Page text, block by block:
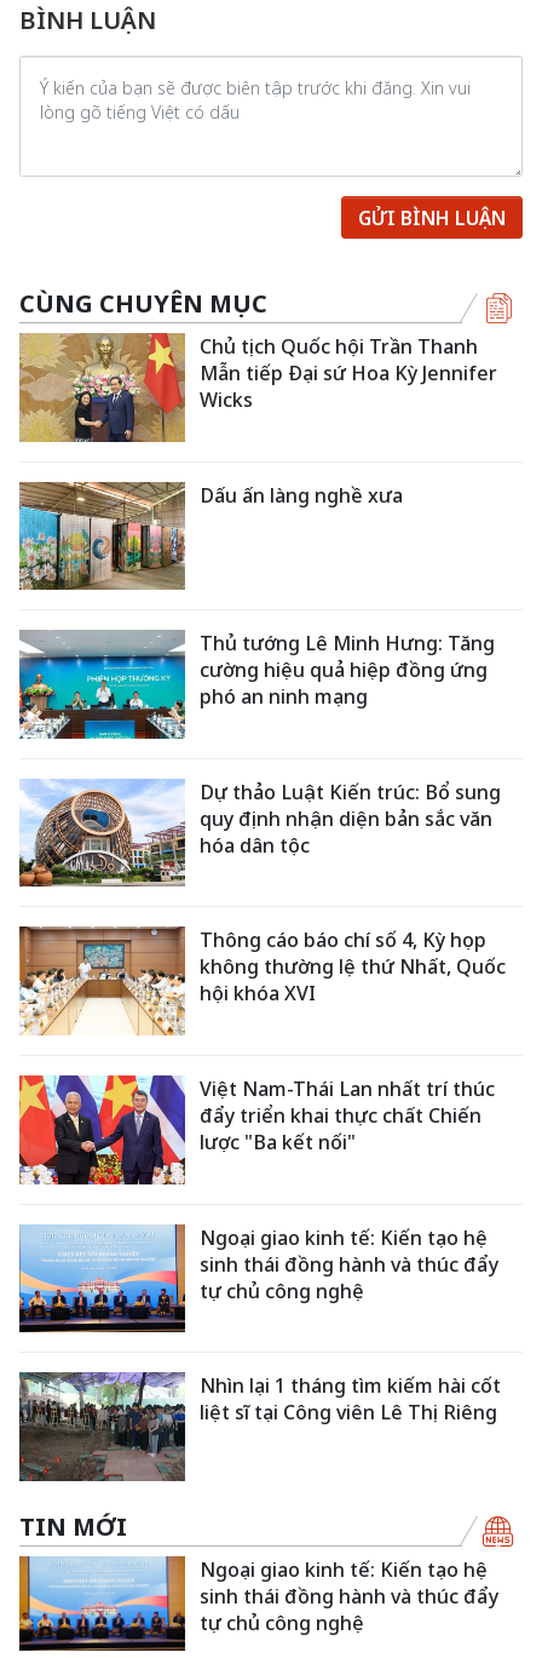
BÌNH LUẬN
GỬI BÌNH LUẬN
CÙNG CHUYÊN MỤC
Chủ tịch Quốc hội Trần Thanh
Mẫn tiếp Đại sứ Hoa Kỳ Jennifer
Wicks
Dấu ấn làng nghề xưa
Thủ tướng Lê Minh Hưng: Tăng
cường hiệu quả hiệp đồng ứng
phó an ninh mạng
Dự thảo Luật Kiến trúc: Bổ sung
quy định nhận diện bản sắc văn
hóa dân tộc
Thông cáo báo chí số 4, Kỳ họp
không thường lệ thứ Nhất, Quốc
hội khóa XVI
Việt Nam-Thái Lan nhất trí thúc
đẩy triển khai thực chất Chiến
lược "Ba kết nối"
Ngoại giao kinh tế: Kiến tạo hệ
sinh thái đồng hành và thúc đẩy
tự chủ công nghệ
Nhìn lại 1 tháng tìm kiếm hài cốt
liệt sĩ tại Công viên Lê Thị Riêng
TIN MỚI
Ngoại giao kinh tế: Kiến tạo hệ
sinh thái đồng hành và thúc đẩy
tự chủ công nghệ